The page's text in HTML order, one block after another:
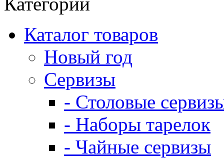
Каталог товаров
Новый год
Сервизы
- Столовые
- Наборы тарелок
- Чайные сервизы